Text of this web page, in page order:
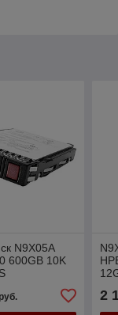
N9X05A
600GB 10K
2